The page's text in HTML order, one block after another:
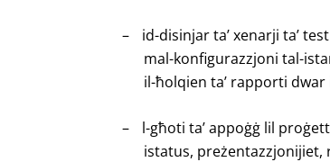
–
id-disinjar ta’ xenarji ta’
mal-konfigurazzjoni tal-
il-ħolqien ta’ rapporti
–
l-għoti ta’ appoġġ lil
istatus,